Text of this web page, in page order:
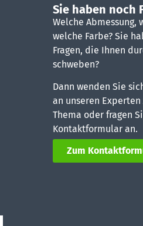
Sie haben noch
Welche Abmessung,
welche Farbe? Sie
Fragen, die Ihnen
schweben?
Dann wenden Sie
an unseren
Thema oder fragen
Kontaktformular an.
Zum